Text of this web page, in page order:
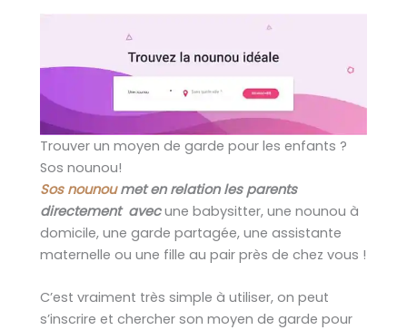
Trouver un moyen de garde pour les enfants ?
Sos nounou!
Sos nounoumet en relation les parents
directement avecune babysitter, une nounou à
domicile, une garde partagée, une assistante
maternelle ou une fille au pair près de chez vous !
C’est vraiment très simple à utiliser, on peut
s’inscrire et chercher son moyen de garde pour